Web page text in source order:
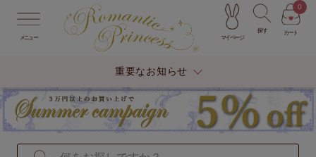
メニュー マイページ
探す カート
0
重要なお知らせ